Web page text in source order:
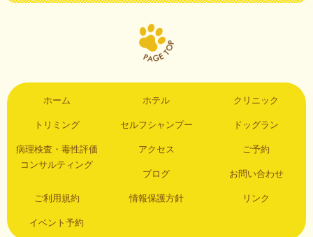
ホーム ホテル クリニック
トリミング セルフシャンプー ドッグラン
病理検査・毒性評価
コンサルティング
アクセス ご予約
ブログ お問い合わせ
ご利用規約 情報保護方針 リンク
イベント予約